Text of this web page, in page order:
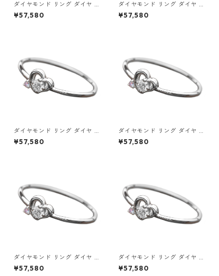
ダイヤモンド リング ダイヤ ア
イスブルーダイヤ 合計0.06ct
8.5号 プラチナ Pt950 ハート
¥57,580
ダイヤモンド リング ダイヤ ア
イスブルーダイヤ 合計0.06ct
9号 プラチナ Pt950 ハートモ
¥57,580
ダイヤモンド リング ダイヤ ア
イスブルーダイヤ 合計0.06ct
9.5号 プラチナ Pt950 ハート
¥57,580
ダイヤモンド リング ダイヤ ア
イスブルーダイヤ 合計0.06ct
10号 プラチナ Pt950 ハート
¥57,580
ダイヤモンド リング ダイヤ ア
イスブルーダイヤ 合計0.06ct
10.5号 プラチナ Pt950 ハート
¥57,580
ダイヤモンド リング ダイヤ ア
イスブルーダイヤ 合計0.06ct
11号 プラチナ Pt950 ハートモ
¥57,580